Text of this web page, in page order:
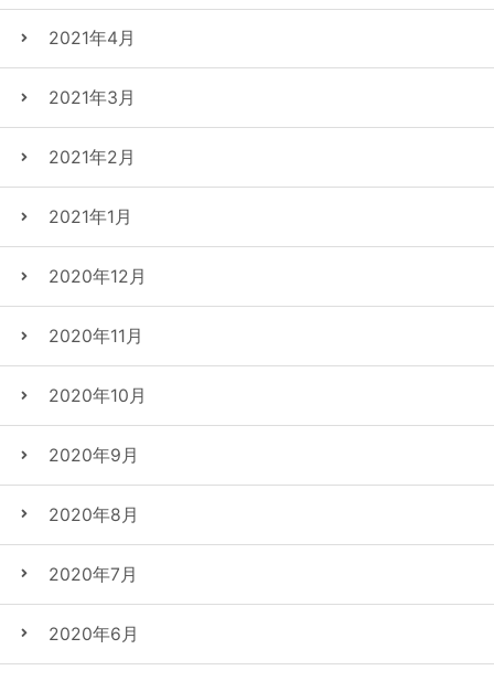
2021年4月
2021年3月
2021年2月
2021年1月
2020年12月
2020年11月
2020年10月
2020年9月
2020年8月
2020年7月
2020年6月